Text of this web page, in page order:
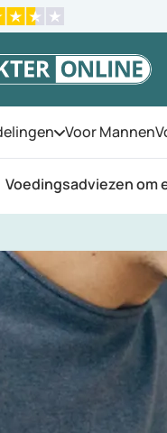
Open het menu
Voor Mannen
Voedingsadviezen